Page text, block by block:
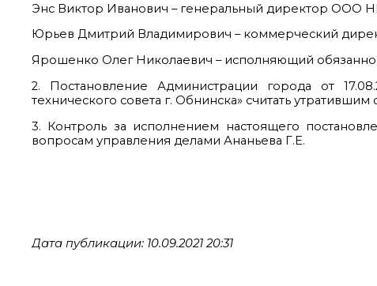
Энс Виктор Иванович – генеральный директор ООО
Юрьев Дмитрий Владимирович – коммерческий
Ярошенко Олег Николаевич – исполняющий
2. Постановление Администрации города от
технического совета г. Обнинска» считать утратившим
3. Контроль за исполнением настоящего
вопросам управления делами Ананьева Г.Е.
Дата публикации: 10.09.2021 20:31